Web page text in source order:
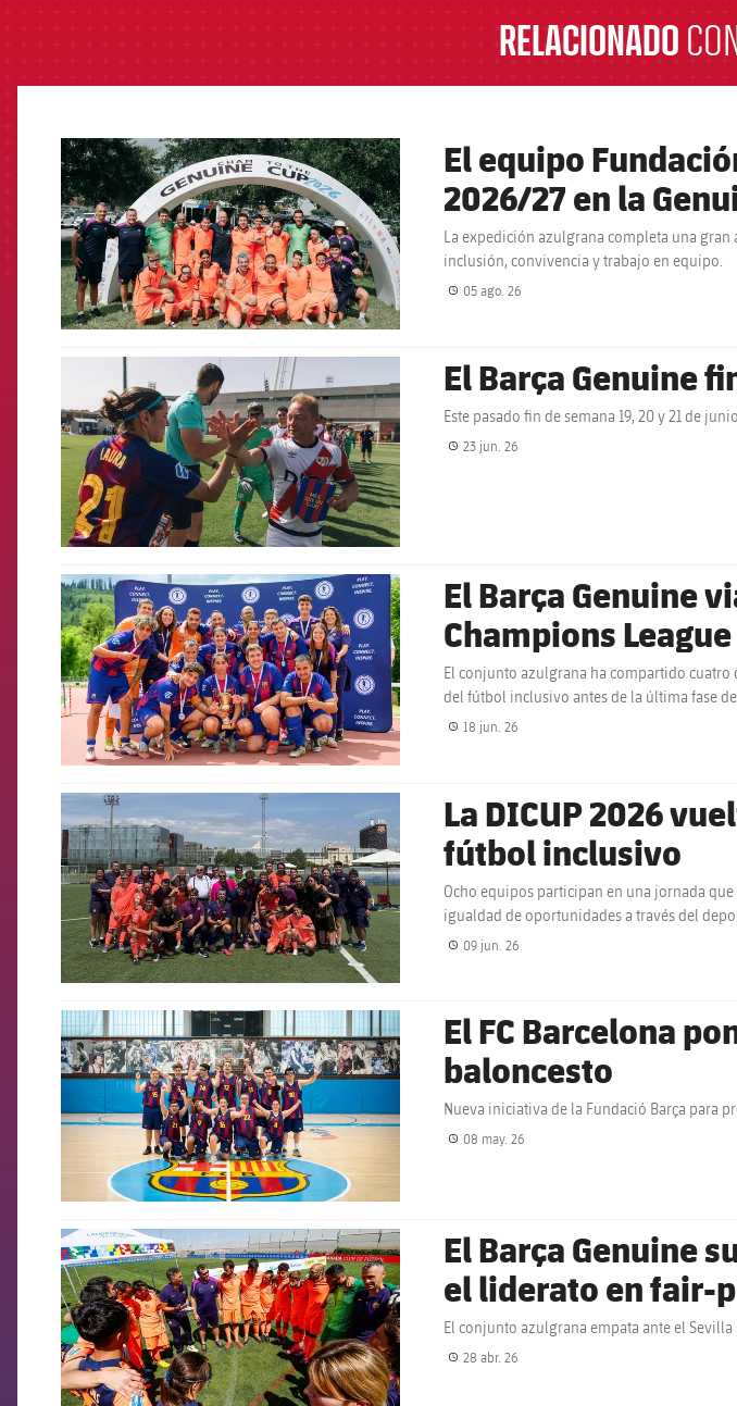
RELACIONADO
FCB Barcelona badge
El equipo
2026/27 en la
La expedición azulgrana completa una
inclusión, convivencia y trabajo en equipo.
label.share.clock
05 ago. 26
FCB Barcelona badge El Barça Genuine
Este pasado fin de semana 19, 20 y 21 de
label.share.clock
23 jun. 26
FCB Barcelona badge
El Barça Genuine
Champions League
El conjunto azulgrana ha compartido
del fútbol inclusivo antes de la última fase
label.share.clock
18 jun. 26
FCB Barcelona badge
La DICUP 2026
fútbol inclusivo
Ocho equipos participan en una jornada
igualdad de oportunidades a través del
label.share.clock
09 jun. 26
FCB Barcelona badge
El FC Barcelona
baloncesto
Nueva iniciativa de la Fundació Barça para
label.share.clock
08 may. 26
FCB Barcelona badge
El Barça Genuine
el liderato en fair-
El conjunto azulgrana empata ante el Sevilla
label.share.clock
28 abr. 26